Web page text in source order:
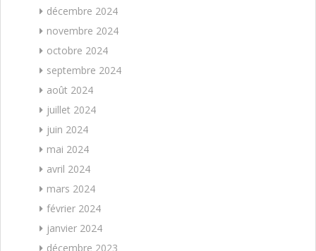
décembre 2024
novembre 2024
octobre 2024
septembre 2024
août 2024
juillet 2024
juin 2024
mai 2024
avril 2024
mars 2024
février 2024
janvier 2024
décembre 2023